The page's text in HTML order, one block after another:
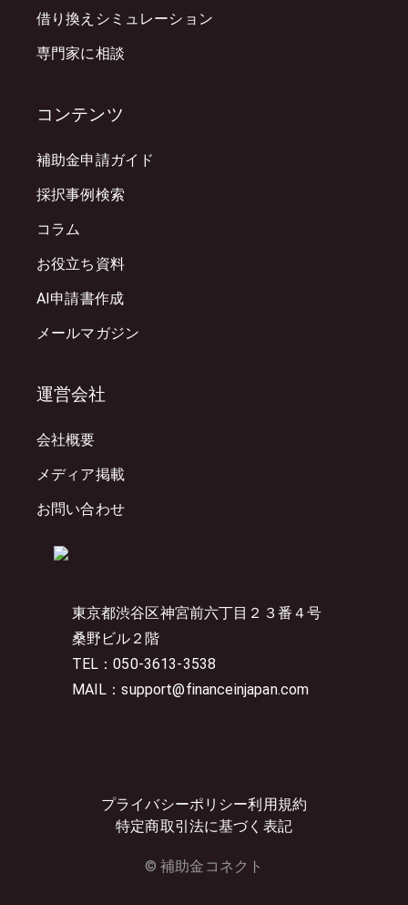
東京都渋谷区神宮前六丁目２３番４号
桑野ビル２階
TEL：050-3613-3538
MAIL：support@financeinjapan.com
プライバシーポリシー利用規約
特定商取引法に基づく表記
© 補助金コネクト
借り換えシミュレーション
専門家に相談
コンテンツ
補助金申請ガイド
採択事例検索
コラム
お役立ち資料
AI申請書作成
メールマガジン
運営会社
会社概要
メディア掲載
お問い合わせ